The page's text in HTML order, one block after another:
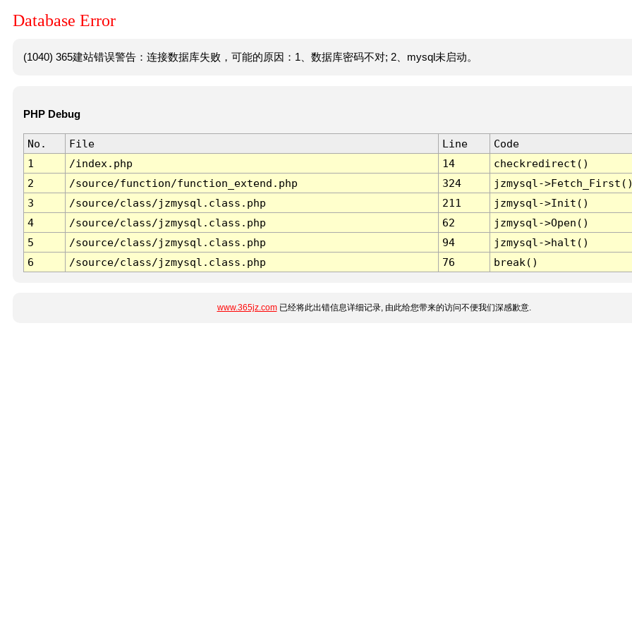
Database Error
(1040) 365建站错误警告：连接数据库失败，可能的原因：1、数据库密码不对; 2、mysql未启动。
PHP Debug
No. File Line
Code
1
/index.php 14
checkredirect()
2
/source/function/function_extend.php 324
jzmysql-
3
/source/class/jzmysql.class.php 211
jzmysql->Init()
4
/source/class/jzmysql.class.php 62
jzmysql->Open()
5
/source/class/jzmysql.class.php 94
jzmysql->halt()
6
/source/class/jzmysql.class.php 76 break()
www.365jz.com已经将此出错信息详细记录, 由此给您带来的访问不便我们深感歉意.